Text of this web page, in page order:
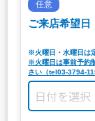
任意
ご来店希望日
※火曜日・水曜日は
※火曜日は事前予約
さい（tel03-3794-